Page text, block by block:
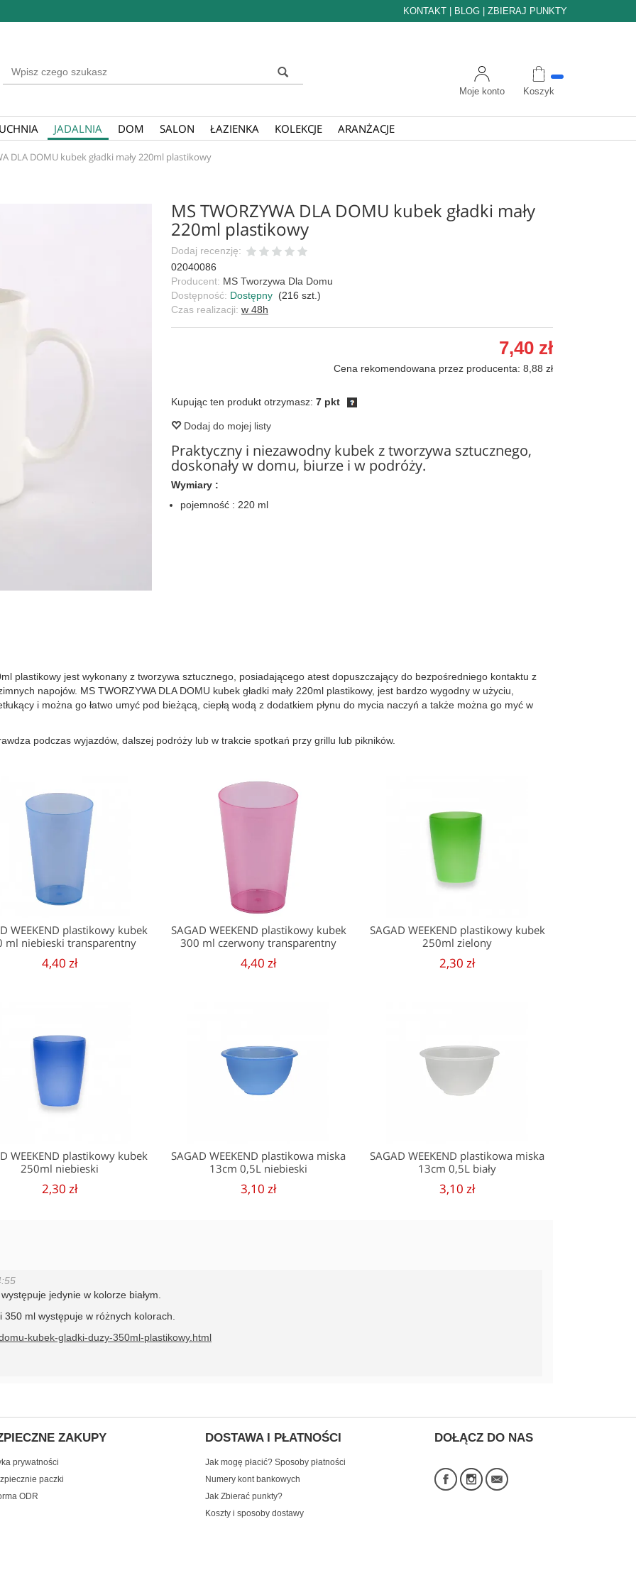
KONTAKT BLOG ZBIERAJ PUNKTY
Koszyk
Moje konto
Wyszukaj
JADALNIA DOM SALON ŁAZIENKA KOLEKCJE ARANŻACJE
DLA DOMU kubek gładki mały 220ml plastikowy
MS TWORZYWA DLA DOMU kubek gładki mały
220ml plastikowy
Dodaj recenzję:
02040086
Producent: MS Tworzywa Dla Domu
Dostępność: Dostępny (216 szt.)
Czas realizacji: w 48h
7,40 zł
Cena rekomendowana przez producenta: 8,88 zł
Kupując ten produkt otrzymasz: 7 pkt
Dodaj do mojej listy
Praktyczny i niezawodny kubek z tworzywa sztucznego,
doskonały w domu, biurze i w podróży.
Wymiary :
pojemność : 220 ml
plastikowy jest wykonany z tworzywa sztucznego, posiadającego atest dopuszczający do bezpośredniego kontaktu z
napojów. MS TWORZYWA DLA DOMU kubek gładki mały 220ml plastikowy, jest bardzo wygodny w użyciu,
i można go łatwo umyć pod bieżącą, ciepłą wodą z dodatkiem płynu do mycia naczyń a także można go myć w
podczas wyjazdów, dalszej podróży lub w trakcie spotkań przy grillu lub pikników.
WEEKEND plastikowy kubek
ml niebieski transparentny
4,40 zł
SAGAD WEEKEND plastikowy kubek
300 ml czerwony transparentny
4,40 zł
SAGAD WEEKEND plastikowy kubek
250ml zielony
2,30 zł
WEEKEND plastikowy kubek
250ml niebieski
2,30 zł
SAGAD WEEKEND plastikowa miska
13cm 0,5L niebieski
3,10 zł
SAGAD WEEKEND plastikowa miska
13cm 0,5L biały
3,10 zł
jedynie w kolorze białym.
ml występuje w różnych kolorach.
kubek-gladki-duzy-350ml-plastikowy.html
ZAKUPY
prywatności
paczki
ODR
DOSTAWA I PŁATNOŚCI
Jak mogę płacić? Sposoby płatności
Numery kont bankowych
Jak Zbierać punkty?
Koszty i sposoby dostawy
DOŁĄCZ DO NAS